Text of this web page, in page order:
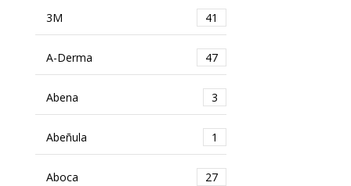
3M 41
A-Derma 47
Abena 3
Abeñula 1
Aboca 27